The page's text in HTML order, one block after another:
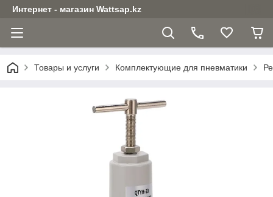
Интернет - магазин Wattsap.kz
Товары и услуги Комплектующие для пневматики